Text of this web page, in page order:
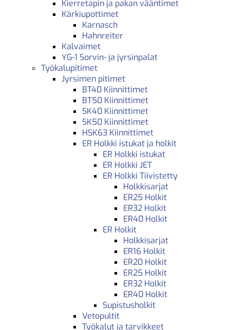
Kierretapin ja pakan vääntimet
Kärkiupottimet
Karnasch
Hahnreiter
Kalvaimet
YG-1 Sorvin- ja jyrsinpalat
Työkalupitimet
Jyrsimen pitimet
BT40 Kiinnittimet
BT50 Kiinnittimet
SK40 Kiinnittimet
SK50 Kiinnittimet
HSK63 Kiinnittimet
ER Holkki istukat ja holkit
ER Holkki istukat
ER Holkki JET
ER Holkki Tiivistetty
Holkkisarjat
ER25 Holkit
ER32 Holkit
ER40 Holkit
ER Holkit
Holkkisarjat
ER16 Holkit
ER20 Holkit
ER25 Holkit
ER32 Holkit
ER40 Holkit
Supistusholkit
Vetopultit
Työkalut ja tarvikkeet